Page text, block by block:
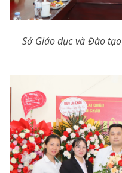
Sở Giáo dục và Đào